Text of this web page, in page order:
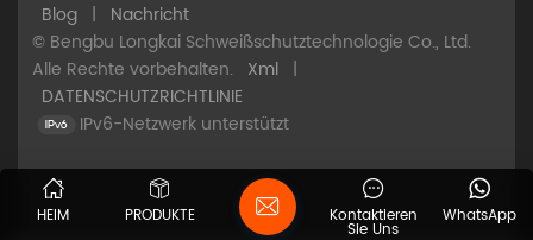
Blog |
Nachricht
© Bengbu Longkai Schweißschutztechnologie Co., Ltd.
Alle Rechte vorbehalten.
Xml |
DATENSCHUTZRICHTLINIE
IPv6-Netzwerk unterstützt
HEIM PRODUKTE WhatsApp
Kontaktieren
Sie Uns